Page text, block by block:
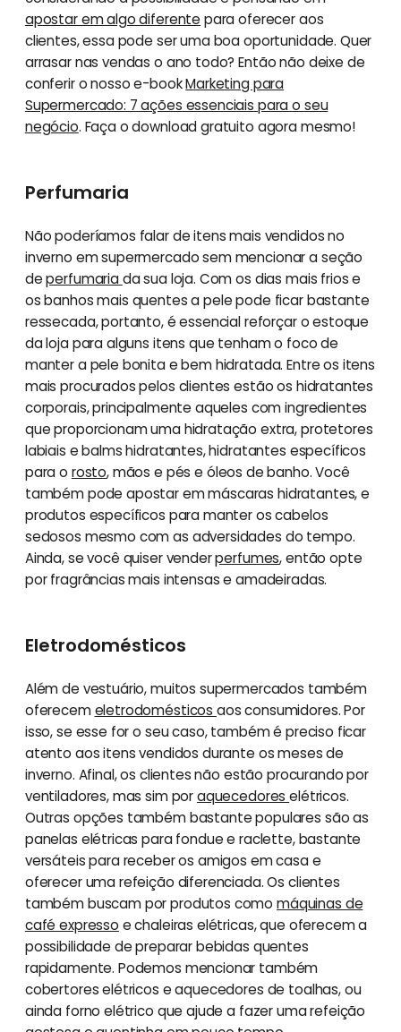
apostar em algo diferente para oferecer aos
clientes, essa pode ser uma boa oportunidade. Quer
arrasar nas vendas o ano todo? Então não deixe de
conferir o nosso e-bookMarketing para
Supermercado: 7 ações essenciais para o seu
negócio. Faça o download gratuito agora mesmo!
Perfumaria
Não poderíamos falar de itens mais vendidos no
inverno em supermercado sem mencionar a seção
deperfumariada sua loja. Com os dias mais frios e
os banhos mais quentes a pele pode ficar bastante
ressecada, portanto, é essencial reforçar o estoque
da loja para alguns itens que tenham o foco de
manter a pele bonita e bem hidratada. Entre os itens
mais procurados pelos clientes estão os hidratantes
corporais, principalmente aqueles com ingredientes
que proporcionam uma hidratação extra, protetores
labiais e balms hidratantes, hidratantes específicos
para o rosto, mãos e pés e óleos de banho. Você
também pode apostar em máscaras hidratantes, e
produtos específicos para manter os cabelos
sedosos mesmo com as adversidades do tempo.
Ainda, se você quiser venderperfumes, então opte
por fragrâncias mais intensas e amadeiradas.
Eletrodomésticos
Além de vestuário, muitos supermercados também
oferecemeletrodomésticos aos consumidores. Por
isso, se esse for o seu caso, também é preciso ficar
atento aos itens vendidos durante os meses de
inverno. Afinal, os clientes não estão procurando por
ventiladores, mas sim poraquecedoreselétricos.
Outras opções também bastante populares são as
panelas elétricas para fondue e raclette, bastante
versáteis para receber os amigos em casa e
oferecer uma refeição diferenciada. Os clientes
também buscam por produtos comomáquinas de
café expresso e chaleiras elétricas, que oferecem a
possibilidade de preparar bebidas quentes
rapidamente. Podemos mencionar também
cobertores elétricos e aquecedores de toalhas, ou
ainda forno elétrico que ajude a fazer uma refeição